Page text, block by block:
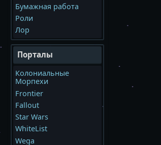
2
Бумажная работа
Роли
Лор
Порталы
Колониальные
Морпехи
Frontier
Fallout
Star Wars
WhiteList
Wega